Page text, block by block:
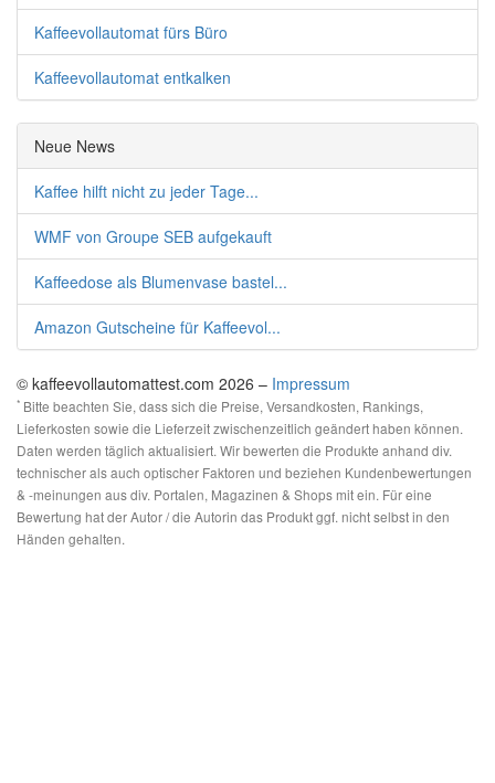
Kaffeevollautomat fürs Büro
Kaffeevollautomat entkalken
Neue News
Kaffee hilft nicht zu jeder Tage...
WMF von Groupe SEB aufgekauft
Kaffeedose als Blumenvase bastel...
Amazon Gutscheine für Kaffeevol...
© kaffeevollautomattest.com 2026 – Impressum
* Bitte beachten Sie, dass sich die Preise, Versandkosten, Rankings,
Lieferkosten sowie die Lieferzeit zwischenzeitlich geändert haben können.
Daten werden täglich aktualisiert. Wir bewerten die Produkte anhand div.
technischer als auch optischer Faktoren und beziehen Kundenbewertungen
& -meinungen aus div. Portalen, Magazinen & Shops mit ein. Für eine
Bewertung hat der Autor / die Autorin das Produkt ggf. nicht selbst in den
Händen gehalten.